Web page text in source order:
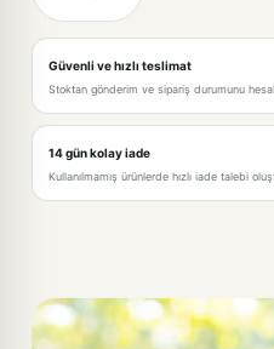
Güvenli ve hızlı teslimat
Stoktan gönderim ve sipariş durumunu
14 gün kolay iade
Kullanılmamış ürünlerde hızlı iade talebi